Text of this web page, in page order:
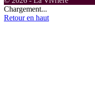
Chargement...
Retour en haut